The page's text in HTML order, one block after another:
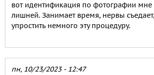
вот идентификация по фотографии мне
лишней. Занимает время, нервы
упростить немного эту процедуру.
пн, 10/23/2023 - 12:47